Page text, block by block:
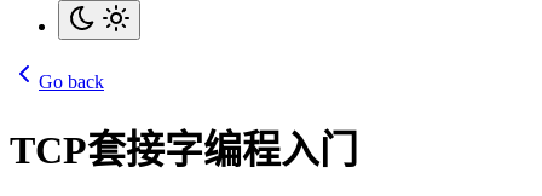
Go back
TCP套接字编程入门